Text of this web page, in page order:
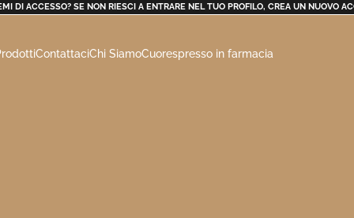
DI ACCESSO? SE NON RIESCI A ENTRARE NEL TUO PROFILO, CREA UN NUOVO
ContattaciChi SiamoCuorespresso in farmacia